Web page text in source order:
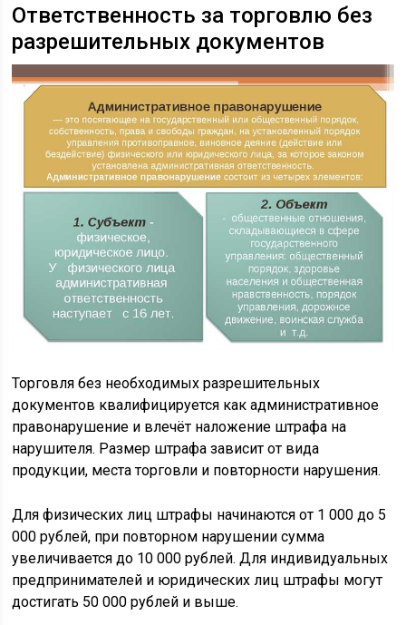
Ответственность за торговлю без
разрешительных документов
Торговля без необходимых разрешительных
документов квалифицируется как административное
правонарушение и влечёт наложение штрафа на
нарушителя. Размер штрафа зависит от вида
продукции, места торговли и повторности нарушения.
Для физических лиц штрафы начинаются от 1 000 до 5
000 рублей, при повторном нарушении сумма
увеличивается до 10 000 рублей. Для индивидуальных
предпринимателей и юридических лиц штрафы могут
достигать 50 000 рублей и выше.